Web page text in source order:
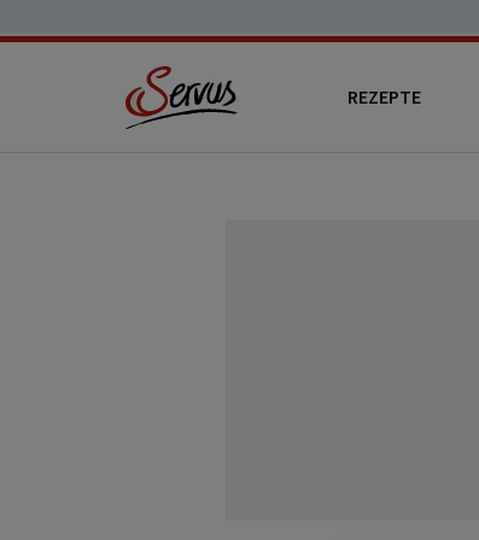
REZEPTE